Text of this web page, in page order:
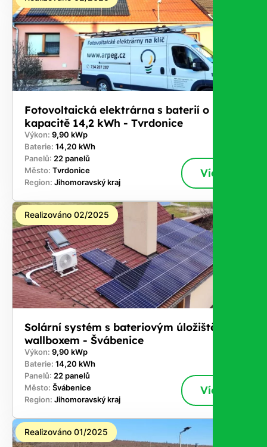
Fotovoltaická elektrárna s baterií o
kapacitě 14,2 kWh - Tvrdonice
Výkon: 9,90 kWp
Baterie: 14,20 kWh
Panelů: 22 panelů
Město: Tvrdonice
Region: Jihomoravský kraj
Více
Realizováno 02/2025
Solární systém s bateriovým úložištěm a
wallboxem - Švábenice
Výkon: 9,90 kWp
Baterie: 14,20 kWh
Panelů: 22 panelů
Město: Švábenice
Region: Jihomoravský kraj
Více
Realizováno 01/2025